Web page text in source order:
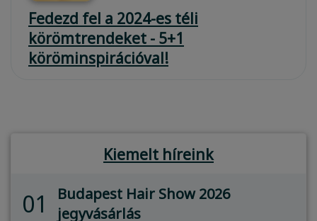
Fedezd fel a 2024-es téli
körömtrendeket - 5+1
köröminspirációval!
Kiemelt híreink
01
Budapest Hair Show 2026
jegyvásárlás